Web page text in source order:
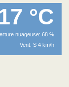
°C
nuageuse: 68 %
Vent: S 4 km/h